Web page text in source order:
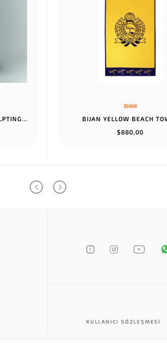
RHODE CAFFEINE RESET SCULPTING CREAM MASK
BIJAN
BIJAN YELLOW BEACH
$880,00
KULLANICI SÖZLEŞMESI